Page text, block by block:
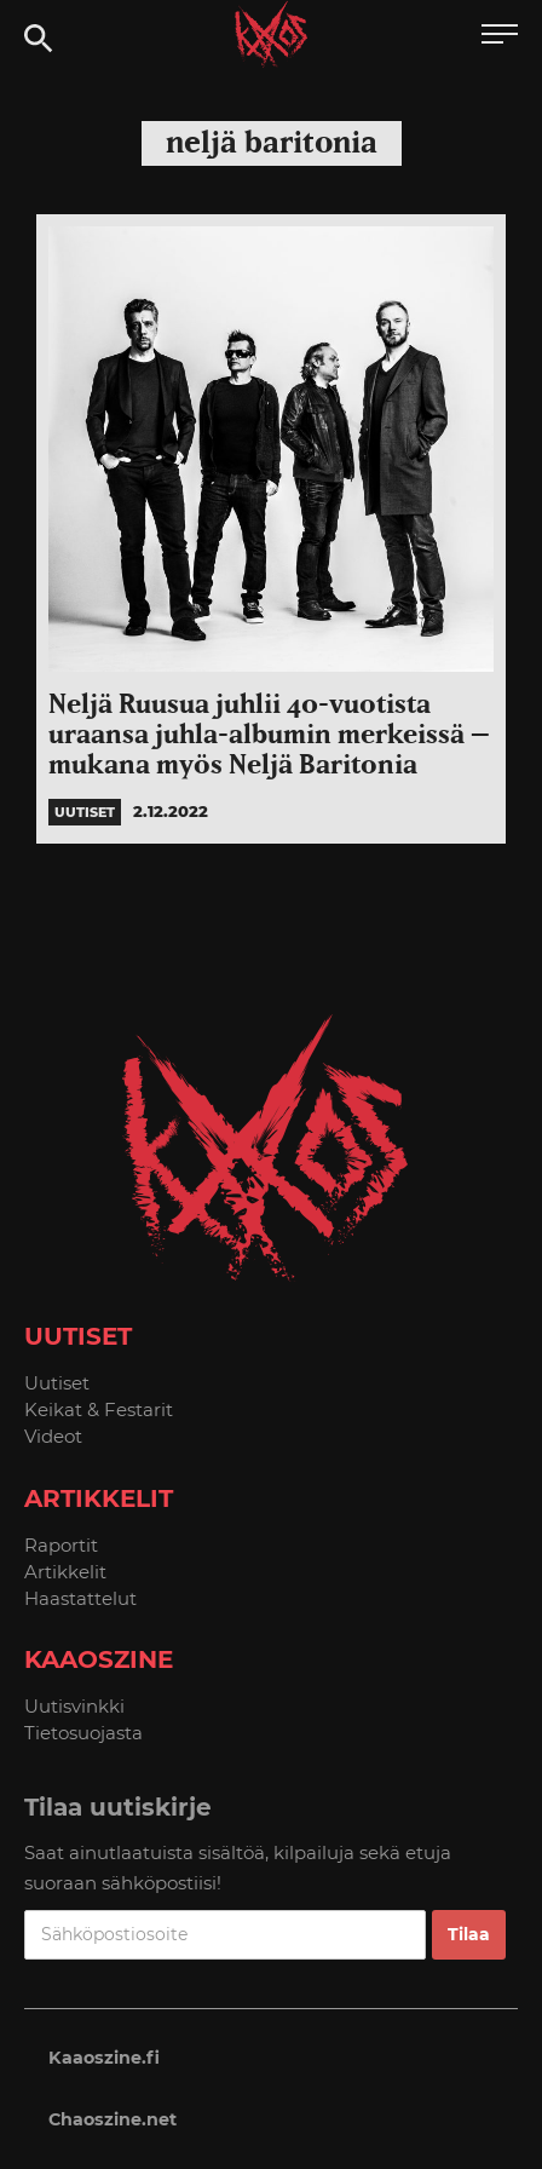
Siirry
suoraan
Kaaoszine
neljä baritonia
Neljä Ruusua juhlii 40-vuotista
uraansa juhla-albumin merkeissä –
mukana myös Neljä Baritonia
UUTISET 2.12.2022
UUTISET
Uutiset
Keikat & Festarit
Videot
ARTIKKELIT
Raportit
Artikkelit
Haastattelut
KAAOSZINE
Uutisvinkki
Tietosuojasta
Tilaa uutiskirje
Saat ainutlaatuista sisältöä, kilpailuja sekä etuja
suoraan sähköpostiisi!
Kaaoszine.fi
Chaoszine.net